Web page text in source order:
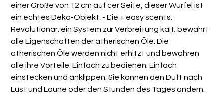
einer Größe von 12 cm auf der Seite, dieser Würfel ist
ein echtes Deko-Objekt. - Die + easy scents:
Revolutionär: ein System zur Verbreitung kalt; bewahrt
alle Eigenschaften der ätherischen Öle. Die
ätherischen Öle werden nicht erhitzt und bewahren
alle ihre Vorteile. Einfach zu bedienen: Einfach
einstecken und anklippen. Sie können den Duft nach
Lust und Laune oder den Stunden des Tages ändern.